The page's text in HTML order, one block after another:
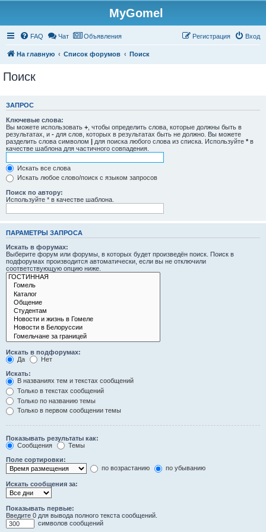
MyGomel
FAQ Чат Объявления Вход
Регистрация
На главную Список форумов Поиск
Поиск
ЗАПРОС
Ключевые слова:
Вы можете использовать + , чтобы определить слова, которые должны быть в
результатах, и - для слов, которых в результатах быть не должно. Вы можете
разделить слова символом | для поиска любого слова из списка. Используйте * в
качестве шаблона для частичного совпадения.
Искать все слова
Искать любое слово/поиск с языком запросов
Поиск по автору:
Используйте * в качестве шаблона.
ПАРАМЕТРЫ ЗАПРОСА
Искать в форумах:
Выберите форум или форумы, в которых будет произведён поиск. Поиск в
подфорумах производится автоматически, если вы не отключили
соответствующую опцию ниже.
Искать в подфорумах:
Да
Нет
Искать:
В названиях тем и текстах сообщений
Только в текстах сообщений
Только по названию темы
Только в первом сообщении темы
Показывать результаты как:
Сообщения
Темы
Поле сортировки:
по возрастанию
по убыванию
Искать сообщения за:
Показывать первые:
Введите 0 для вывода полного текста сообщений.
символов сообщений